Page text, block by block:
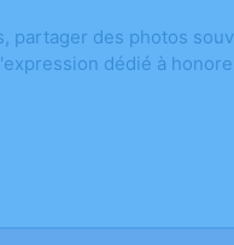
des photos
dédié à